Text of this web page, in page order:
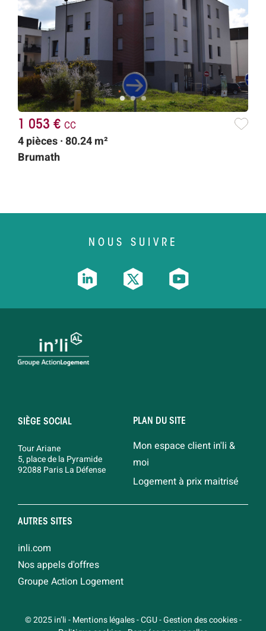
1 053 € cc
4 pièces · 80.24 m²
Brumath
NOUS SUIVRE
SIÈGE SOCIAL
Tour Ariane
5, place de la Pyramide
92088 Paris La Défense
PLAN DU SITE
Mon espace client in'li &
moi
Logement à prix maitrisé
AUTRES SITES
inli.com
Nos appels d'offres
Groupe Action Logement
© 2025 in’li-Mentions légales-CGU-Gestion des cookies-